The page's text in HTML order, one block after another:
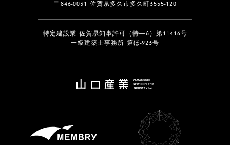
〒846-0031 佐賀県多久市多久町3555-120
特定建設業 佐賀県知事許可（特―6）第11416号
一級建築士事務所 第ほ-923号